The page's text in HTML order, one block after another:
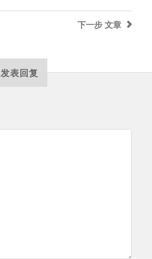
下一步 文章
发表回复